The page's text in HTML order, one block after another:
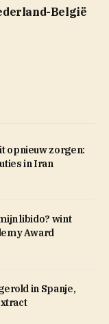
België
opnieuw zorgen:
in Iran
libido? wint
Award
in Spanje,